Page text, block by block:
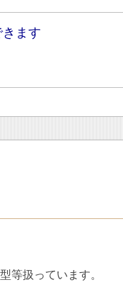
ます
等扱っています。